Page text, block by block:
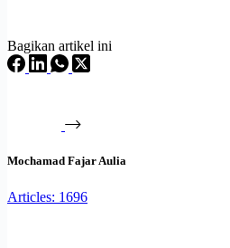
Bagikan artikel ini
Mochamad Fajar Aulia
Articles: 1696